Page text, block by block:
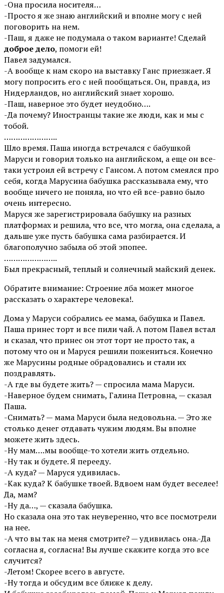
-Она просила носителя…
-Просто я же знаю английский и вполне могу с ней
поговорить на нем.
-Паш, я даже не подумала о таком варианте! Сделай
доброе дело, помоги ей!
Павел задумался.
-А вообще к нам скоро на выставку Ганс приезжает. Я
могу попросить его с ней пообщаться. Он, правда, из
Нидерландов, но английский знает хорошо.
-Паш, наверное это будет неудобно….
-Да почему? Иностранцы такие же люди, как и мы с
тобой.
…………………..
Шло время. Паша иногда встречался с бабушкой
Маруси и говорил только на английском, а еще он все-
таки устроил ей встречу с Гансом. А потом смеялся про
себя, когда Марусина бабушка рассказывала ему, что
вообще ничего не поняла, но что ей все-равно было
очень интересно.
Маруся же зарегистрировала бабушку на разных
платформах и решила, что все, что могла, она сделала, а
дальше уже пусть бабушка сама разбирается. И
благополучно забыла об этой эпопее.
…………………..
Был прекрасный, теплый и солнечный майский денек.
Обратите внимание: Строение лба может многое
рассказать о характере человека!.
Дома у Маруси собрались ее мама, бабушка и Павел.
Паша принес торт и все пили чай. А потом Павел встал
и сказал, что принес он этот торт не просто так, а
потому что он и Маруся решили пожениться. Конечно
же Марусины родные обрадовались и стали их
поздравлять.
-А где вы будете жить? — спросила мама Маруси.
-Наверное будем снимать, Галина Петровна, — сказал
Паша.
-Снимать? — мама Маруси была недовольна. — Это же
столько денег отдавать чужим людям. Вы вполне
можете жить здесь.
-Ну мам….мы вообще-то хотели жить отдельно.
-Ну так и будете. Я перееду.
-А куда? — Маруся удивилась.
-Как куда? К бабушке твоей. Вдвоем нам будет веселее!
Да, мам?
-Ну да…, — сказала бабушка.
Но сказала она это так неуверенно, что все посмотрели
на нее.
-А что вы так на меня смотрите? — удивилась она.-Да
согласна я, согласна! Вы лучше скажите когда это все
случится?
-Летом! Скорее всего в августе.
-Ну тогда и обсудим все ближе к делу.